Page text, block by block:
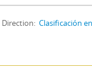
Direction: Clasificación